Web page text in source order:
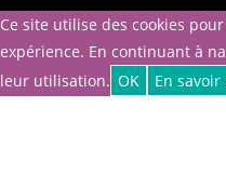
Ce site utilise des cookies
expérience. En continuant à
leur utilisation. OK En savoir